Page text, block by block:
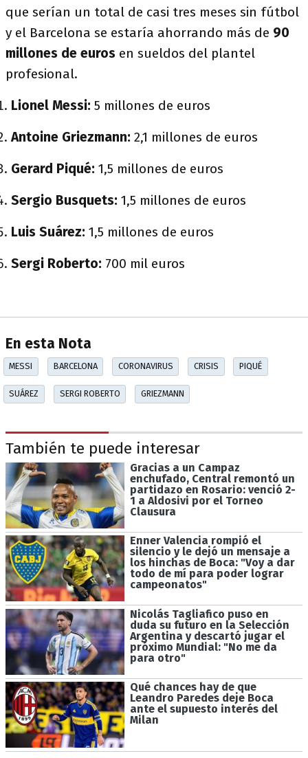
que serían un total de casi tres meses sin fútbol
y el Barcelona se estaría ahorrando más de 90
millones de euros en sueldos del plantel
profesional.
Lionel Messi: 5 millones de euros
Antoine Griezmann: 2,1 millones de euros
Gerard Piqué: 1,5 millones de euros
Sergio Busquets: 1,5 millones de euros
Luis Suárez: 1,5 millones de euros
Sergi Roberto: 700 mil euros
En esta Nota
MESSI BARCELONA CORONAVIRUS CRISIS PIQUÉ
SUÁREZ SERGI ROBERTO GRIEZMANN
También te puede interesar
Gracias a un Campaz
enchufado, Central remontó un
partidazo en Rosario: venció 2-
1 a Aldosivi por el Torneo
Clausura
Enner Valencia rompió el
silencio y le dejó un mensaje a
los hinchas de Boca: "Voy a dar
todo de mí para poder lograr
campeonatos"
Nicolás Tagliafico puso en
duda su futuro en la Selección
Argentina y descartó jugar el
próximo Mundial: "No me da
para otro"
Qué chances hay de que
Leandro Paredes deje Boca
ante el supuesto interés del
Milan